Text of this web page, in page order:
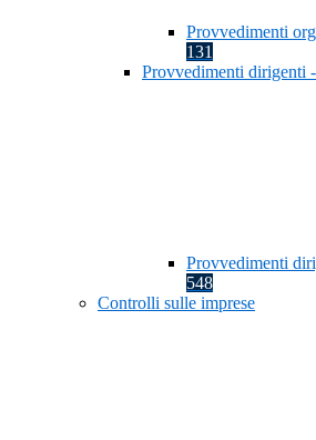
Provvedimenti
131
Provvedimenti dirigenti
Provvedimenti
548
Controlli sulle imprese